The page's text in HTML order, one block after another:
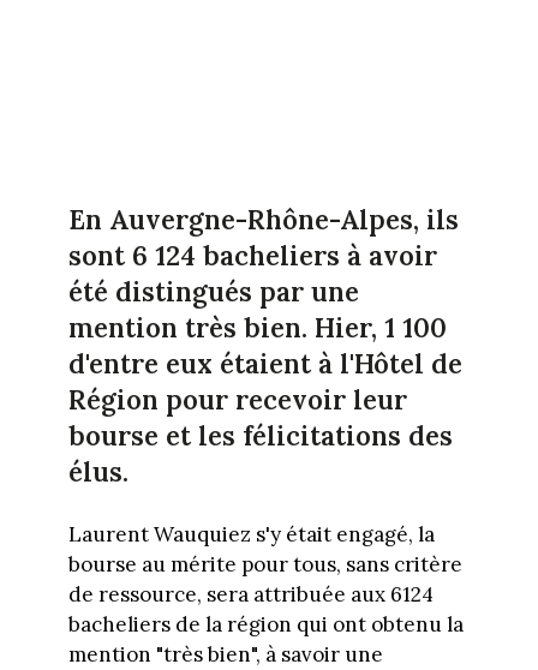
En Auvergne-Rhône-Alpes, ils
sont 6 124 bacheliers à avoir
été distingués par une
mention très bien. Hier, 1 100
d'entre eux étaient à l'Hôtel de
Région pour recevoir leur
bourse et les félicitations des
élus.
Laurent Wauquiez s'y était engagé, la
bourse au mérite pour tous, sans critère
de ressource, sera attribuée aux 6124
bacheliers de la région qui ont obtenu la
mention "très bien", à savoir une